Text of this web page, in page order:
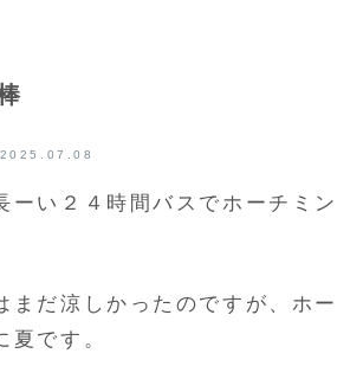
2025.07.08
ーい２４時間バスでホーチミン
まだ涼しかったのですが、ホー
夏です。